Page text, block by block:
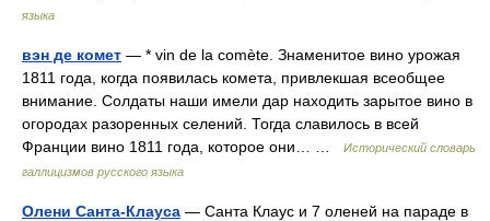
языка
вэн де комет — * vin de la comète. Знаменитое вино урожая
1811 года, когда появилась комета, привлекшая всеобщее
внимание. Солдаты наши имели дар находить зарытое вино в
огородах разоренных селений. Тогда славилось в всей
Франции вино 1811 года, которое они… …
Исторический словарь
галлицизмов русского языка
Олени Санта-Клауса — Санта Клаус и 7 оленей на параде в